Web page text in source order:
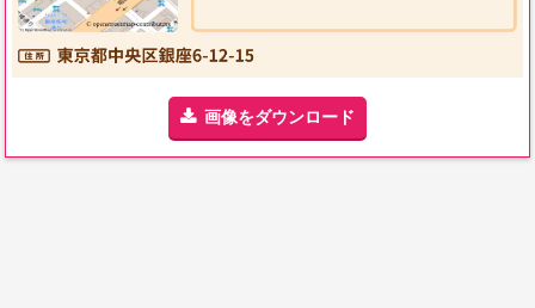
画像をダウンロード